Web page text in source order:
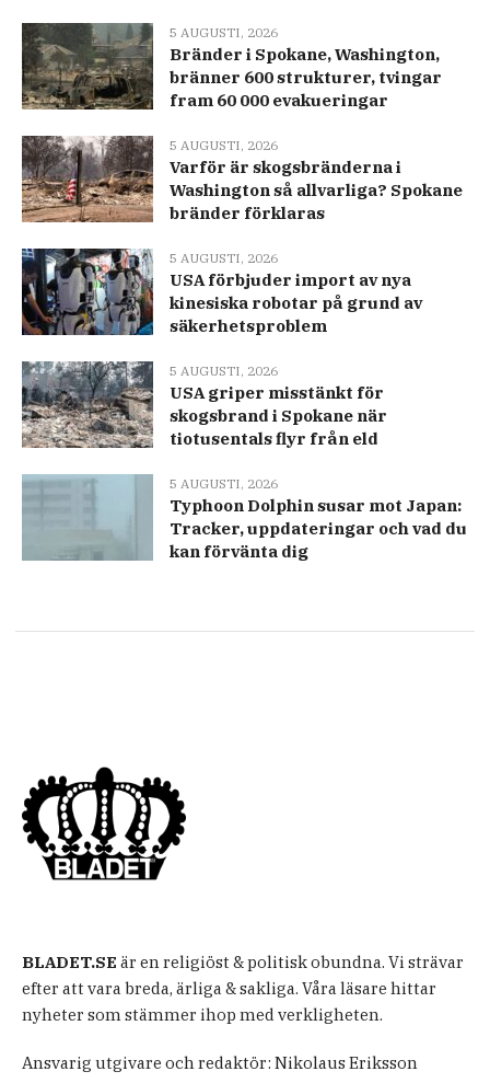
5 AUGUSTI, 2026
Bränder i Spokane, Washington,
bränner 600 strukturer, tvingar
fram 60 000 evakueringar
5 AUGUSTI, 2026
Varför är skogsbränderna i
Washington så allvarliga? Spokane
bränder förklaras
5 AUGUSTI, 2026
USA förbjuder import av nya
kinesiska robotar på grund av
säkerhetsproblem
5 AUGUSTI, 2026
USA griper misstänkt för
skogsbrand i Spokane när
tiotusentals flyr från eld
5 AUGUSTI, 2026
Typhoon Dolphin susar mot Japan:
Tracker, uppdateringar och vad du
kan förvänta dig
BLADET.SE är en religiöst & politisk obundna. Vi strävar
efter att vara breda, ärliga & sakliga. Våra läsare hittar
nyheter som stämmer ihop med verkligheten.
Ansvarig utgivare och redaktör: Nikolaus Eriksson